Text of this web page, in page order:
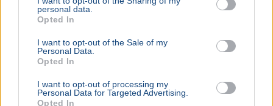
personal data.
Opted In
I want to opt-out of the Sale of my
Personal Data.
Opted In
I want to opt-out of processing my
Personal Data for Targeted Advertising.
Opted In
Fesztivál Sziget Fesztivál Energiakrízis